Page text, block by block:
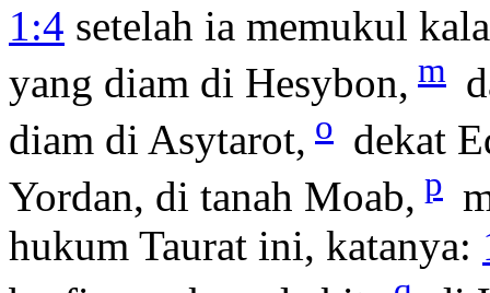
1:4 setelah ia memukul
yang diam di Hesybon, m
diam di Asytarot, o dekat
Yordan, di tanah Moab, p
hukum Taurat ini, katanya: